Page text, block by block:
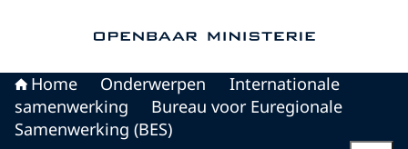
Home Onderwerpen
Internationale
samenwerking
Bureau voor Euregionale
Samenwerking (BES)